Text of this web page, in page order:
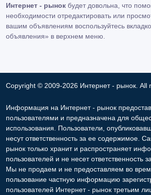
Интернет - рынок будет довольна, что
необходимости отредактировать или
вашим объявлениям воспользуйтесь
объявления» в верхнем меню.
Copyright © 2009-2026 Интернет - рынок. All
Информация на Интернет - рынок
пользователями и предназначена для
использования. Пользователи,
несут ответственность за ее содержимое.
рынок только хранит и распространяет
пользователей и не несет ответственность
Мы не продаем и не предоставляем во
пользование частную информацию
пользователей Интернет - рынок третьим